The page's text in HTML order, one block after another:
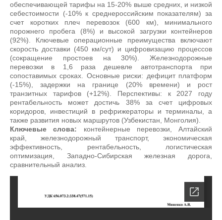
обеспечивающей тарифы на 15-20% выше средних, и низкой
себестоимости (-10% к среднероссийским показателям) за
счет коротких плеч перевозок (600 км), минимального
порожнего пробега (8%) и высокой загрузки контейнеров
(92%). Ключевые операционные преимущества включают
скорость доставки (450 км/сут) и цифровизацию процессов
(сокращение простоев на 30%). Железнодорожные
перевозки в 1,6 раза дешевле автотранспорта при
сопоставимых сроках. Основные риски: дефицит платформ
(-15%), задержки на границе (20% времени) и рост
транзитных тарифов (+12%). Перспективы: к 2027 году
рентабельность может достичь 38% за счет цифровых
коридоров, инвестиций в рефрижераторы и терминалы, а
также развития новых маршрутов (Узбекистан, Монголия).
Ключевые слова: контейнерные перевозки, Алтайский
край, железнодорожный транспорт, экономическая
эффективность, рентабельность, логистическая
оптимизация, Западно-Сибирская железная дорога,
сравнительный анализ.